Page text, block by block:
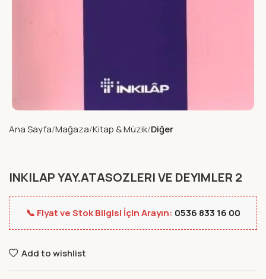
Ana Sayfa Mağaza Kitap & Müzik Diğer
INKILAP YAY.ATASOZLERI VE DEYIMLER 2
📞 Fiyat ve Stok Bilgisi İçin Arayın: 0536 833 16 00
Add to wishlist